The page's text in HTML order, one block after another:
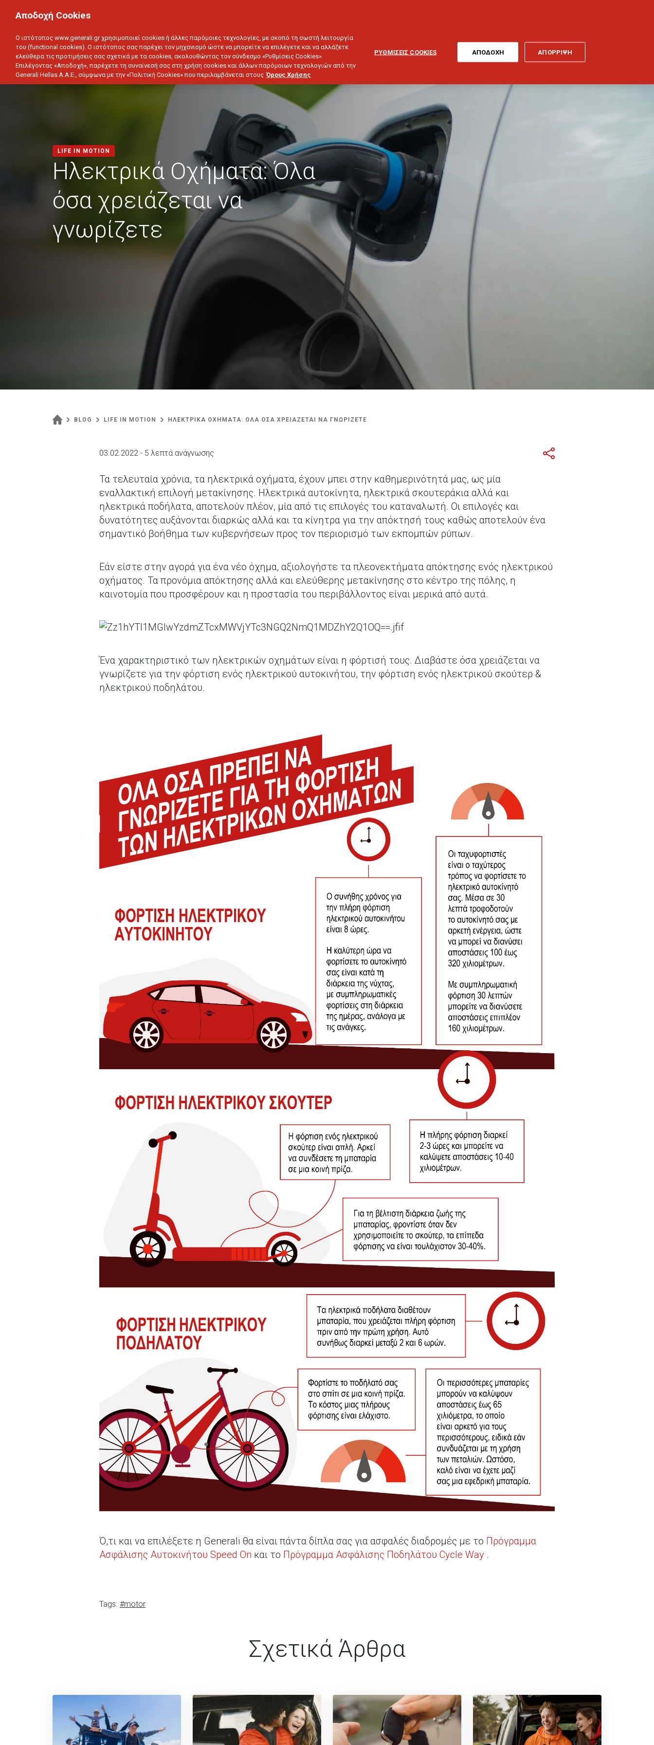
ΥΓΕΙΑ ΑΥΤΟΚΙΝΗΤΟ ΣΠΙΤΙ ΑΠΟΤΑΜΙΕΥΣΗ & ΕΠΕΝΔΥΣΕΙΣ ΤΑΞΙΔΙ ΣΚΑΦΟΣ
LIFE IN MOTION
Ηλεκτρικά Οχήματα: Όλα
όσα χρειάζεται να
γνωρίζετε
BLOG LIFE IN MOTION ΗΛΕΚΤΡΙΚΑ ΟΧΗΜΑΤΑ: ΟΛΑ ΟΣΑ ΧΡΕΙΑΖΕΤΑΙ ΝΑ ΓΝΩΡΙΖΕΤΕ
03.02.2022 - 5 λεπτά ανάγνωσης
Τα τελευταία χρόνια, τα ηλεκτρικά οχήματα, έχουν μπει στην καθημερινότητά μας, ως μία
εναλλακτική επιλογή μετακίνησης. Ηλεκτρικά αυτοκίνητα, ηλεκτρικά σκουτεράκια αλλά και
ηλεκτρικά ποδήλατα, αποτελούν πλέον, μία από τις επιλογές του καταναλωτή. Οι επιλογές και
δυνατότητες αυξάνονται διαρκώς αλλά και τα κίνητρα για την απόκτησή τους καθώς αποτελούν ένα
σημαντικό βοήθημα των κυβερνήσεων προς τον περιορισμό των εκπομπών ρύπων.
Εάν είστε στην αγορά για ένα νέο όχημα, αξιολογήστε τα πλεονεκτήματα απόκτησης ενός ηλεκτρικού
οχήματος. Τα προνόμια απόκτησης αλλά και ελεύθερης μετακίνησης στο κέντρο της πόλης, η
καινοτομία που προσφέρουν και η προστασία του περιβάλλοντος είναι μερικά από αυτά.
Ένα χαρακτηριστικό των ηλεκτρικών οχημάτων είναι η φόρτισή τους. Διαβάστε όσα χρειάζεται να
γνωρίζετε για την φόρτιση ενός ηλεκτρικού αυτοκινήτου, την φόρτιση ενός ηλεκτρικού σκούτερ &
ηλεκτρικού ποδηλάτου.
Ό,τι και να επιλέξετε η Generali θα είναι πάντα δίπλα σας για ασφαλές διαδρομές με το Πρόγραμμα
Ασφάλισης Αυτοκινήτου Speed On και το Πρόγραμμα Ασφάλισης Ποδηλάτου Cycle Way .
Tags: #motor
Σχετικά Άρθρα
Αποδοχή Cookies
Ο ιστότοπος www.generali.gr χρησιμοποιεί cookies ή άλλες παρόμοιες τεχνολογίες, με σκοπό τη σωστή λειτουργία
του (functional cookies). Ο ιστότοπος σας παρέχει τον μηχανισμό ώστε να μπορείτε να επιλέγετε και να αλλάζετε
ελεύθερα τις προτιμήσεις σας σχετικά με τα cookies, ακολουθώντας τον σύνδεσμο «Ρυθμίσεις Cookies».
Επιλέγοντας «Αποδοχή», παρέχετε τη συναίνεσή σας στη χρήση cookies και άλλων παρόμοιων τεχνολογιών από την
Generali Hellas A.A.E., σύμφωνα με την «Πολιτική Cookies» που περιλαμβάνεται στους Όρους Χρήσης
ΡΥΘΜΙΣΕΙΣ COOKIES ΑΠΟΡΡΙΨΗ
ΑΠΟΔΟΧΗ